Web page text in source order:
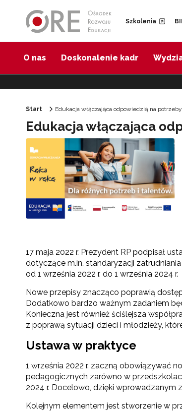
Szkolenia
O nas Doskonalenie kadr
Start Edukacja włączająca odpowiedzią na
Edukacja włączająca
17 maja 2022 r. Prezydent RP podpisał
dotyczące m.in. standaryzacji
od 1 września 2022 r. do 1 września 2024 r.
Nowe przepisy znacząco poprawią
Dodatkowo bardzo ważnym zadaniem
Konieczna jest również ściślejsza
z poprawą sytuacji dzieci i młodzieży,
Ustawa w praktyce
1 września 2022 r. zaczną obowiązywać
pedagogicznych zarówno w
2024 r. Docelowo, dzięki wprowadzanym
Kolejnym elementem jest stworzenie w